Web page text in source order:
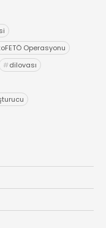
Operasyonu
#dilovası